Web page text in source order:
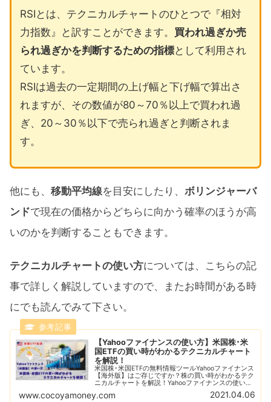
RSIとは、テクニカルチャートのひとつで『相対
力指数』と訳すことができます。 買われ過ぎか売
られ過ぎかを判断するための指標として利用され
ています。
RSIは過去の一定期間の上げ幅と下げ幅で算出さ
れますが、その数値が80～70％以上で買われ過
ぎ、20～30％以下で売られ過ぎと判断されま
す。
他にも、 移動平均線を目安にしたり、 ボリンジャーバ
ンドで現在の価格からどちらに向かう確率のほうが高
いのかを判断することもできます。
テクニカルチャートの使い方については、こちらの記
事で詳しく解説していますので、またお時間がある時
にでも読んでみて下さい。
【Yahooファイナンスの使い方】米国株･米
国ETFの買い時がわかるテクニカルチャート
を解説！
米国株･米国ETFの無料情報ツールYahooファイナンス
【海外版】はご存じですか？株の買い時がわかるテク
ニカルチャートを解説！Yahooファイナンスの使い方
【初級編】RSI指数やボリンジャーバンド、恐怖指数
を利用して株の買い時を判断しよう！
www.cocoyamoney.com 2021.04.06